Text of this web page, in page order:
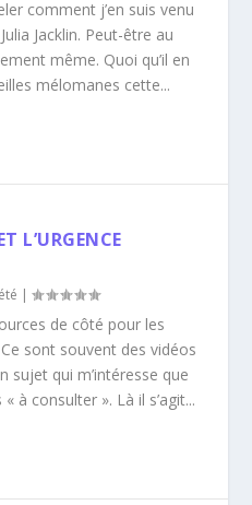
comment j’en suis venu
Jacklin. Peut-être au
même. Quoi qu’il en
mélomanes cette...
L’URGENCE
|
de côté pour les
sont souvent des vidéos
sujet qui m’intéresse que
à consulter ». Là il s’agit...